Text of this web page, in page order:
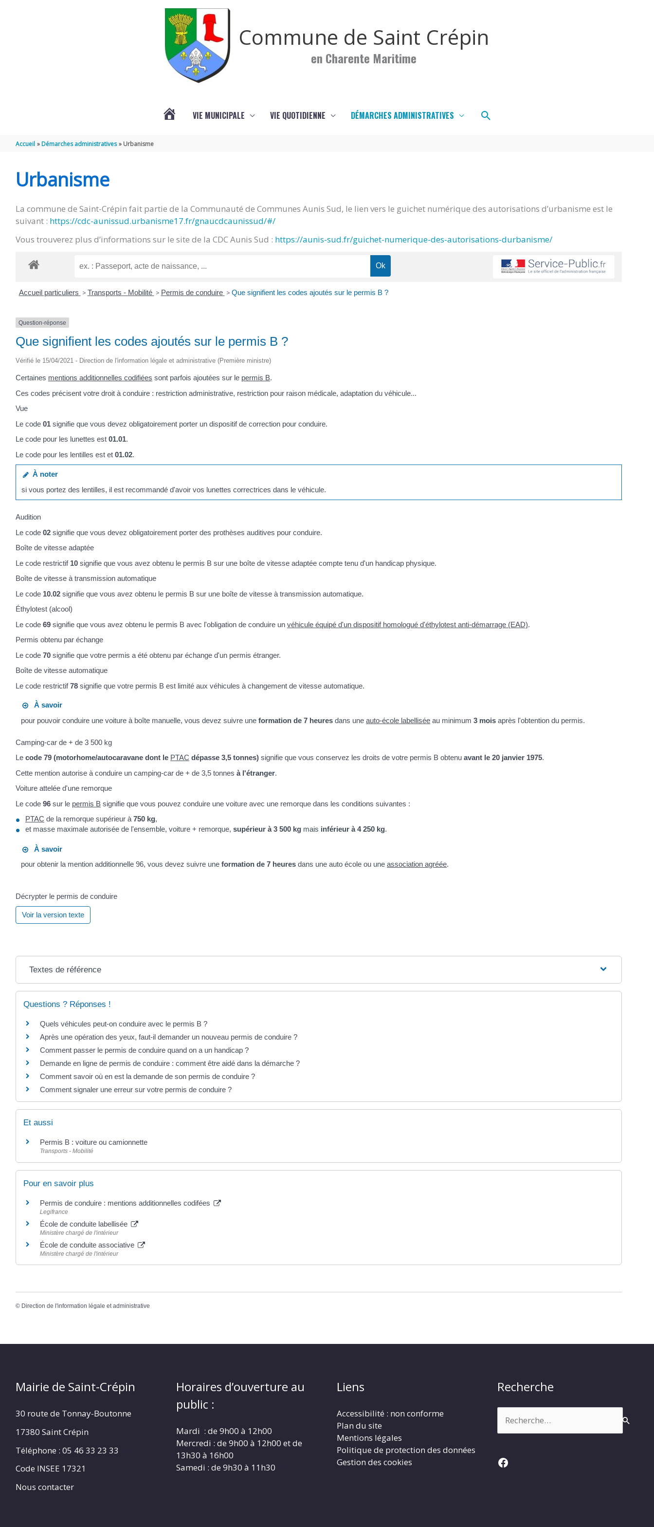
Commune de Saint Crépin
en Charente Maritime
CRÉPIN
VIE MUNICIPALE VIE QUOTIDIENNE DÉMARCHES ADMINISTRATIVES Rechercher
Accueil Démarches administratives Urbanisme
Urbanisme
La commune de Saint-Crépin fait partie de la Communauté de Communes Aunis Sud, le lien vers le guichet numérique des autorisations d’urbanisme est le
suivant : https://cdc-aunissud.urbanisme17.fr/gnaucdcaunissud/#/
Vous trouverez plus d’informations sur le site de la CDC Aunis Sud : https://aunis-sud.fr/guichet-numerique-des-autorisations-durbanisme/
Accueil particuliers > Transports - Mobilité > Permis de conduire > Que signifient les codes ajoutés sur le permis B ?
Question-réponse
Que signifient les codes ajoutés sur le permis B ?
Vérifié le 15/04/2021 - Direction de l'information légale et administrative (Première ministre)
Certaines mentions additionnelles codifiées sont parfois ajoutées sur le permis B.
Ces codes précisent votre droit à conduire : restriction administrative, restriction pour raison médicale, adaptation du véhicule...
Vue
Le code 01 signifie que vous devez obligatoirement porter un dispositif de correction pour conduire.
Le code pour les lunettes est 01.01.
Le code pour les lentilles est et 01.02.
À noter
si vous portez des lentilles, il est recommandé d'avoir vos lunettes correctrices dans le véhicule.
Audition
Le code 02 signifie que vous devez obligatoirement porter des prothèses auditives pour conduire.
Boîte de vitesse adaptée
Le code restrictif 10 signifie que vous avez obtenu le permis B sur une boîte de vitesse adaptée compte tenu d'un handicap physique.
Boîte de vitesse à transmission automatique
Le code 10.02 signifie que vous avez obtenu le permis B sur une boîte de vitesse à transmission automatique.
Éthylotest (alcool)
Le code 69 signifie que vous avez obtenu le permis B avec l'obligation de conduire un véhicule équipé d'un dispositif homologué d'éthylotest anti-démarrage (EAD).
Permis obtenu par échange
Le code 70 signifie que votre permis a été obtenu par échange d'un permis étranger.
Boîte de vitesse automatique
Le code restrictif78 signifie que votre permis B est limité aux véhicules à changement de vitesse automatique.
À savoir
pour pouvoir conduire une voiture à boîte manuelle, vous devez suivre uneformation de 7 heures dans uneauto-école labellisée au minimum3 mois après l'obtention du permis.
Camping-car de + de 3 500 kg
Le code 79 (motorhome/autocaravane dont le PTAC dépasse 3,5 tonnes) signifie que vous conservez les droits de votre permis B obtenu avant le 20 janvier 1975.
Cette mention autorise à conduire un camping-car de + de 3,5 tonnes à l'étranger.
Voiture attelée d'une remorque
Le code 96 sur le permis B signifie que vous pouvez conduire une voiture avec une remorque dans les conditions suivantes :
PTAC de la remorque supérieur à 750 kg,
et masse maximale autorisée de l'ensemble, voiture + remorque, supérieur à 3 500 kg mais inférieur à 4 250 kg.
À savoir
pour obtenir la mention additionnelle 96, vous devez suivre uneformation de 7 heures dans une auto école ou uneassociation agréée.
Décrypter le permis de conduire
Voir la version texte
Textes de référence
Questions ? Réponses !
Quels véhicules peut-on conduire avec le permis B ?
Après une opération des yeux, faut-il demander un nouveau permis de conduire ?
Comment passer le permis de conduire quand on a un handicap ?
Demande en ligne de permis de conduire : comment être aidé dans la démarche ?
Comment savoir où en est la demande de son permis de conduire ?
Comment signaler une erreur sur votre permis de conduire ?
Et aussi
Permis B : voiture ou camionnette
Transports - Mobilité
Pour en savoir plus
Permis de conduire : mentions additionnelles codifées
Legifrance
École de conduite labellisée
Ministère chargé de l'intérieur
École de conduite associative
Ministère chargé de l'intérieur
© Direction de l'information légale et administrative
Mairie de Saint-Crépin
30 route de Tonnay-Boutonne
17380 Saint Crépin
Téléphone : 05 46 33 23 33
Code INSEE 17321
Nous contacter
Horaires d’ouverture au
public :
Mardi : de 9h00 à 12h00
Mercredi : de 9h00 à 12h00 et de
13h30 à 16h00
Samedi : de 9h30 à 11h30
Liens
Accessibilité : non conforme
Plan du site
Mentions légales
Politique de protection des données
Gestion des cookies
Recherche
Facebook